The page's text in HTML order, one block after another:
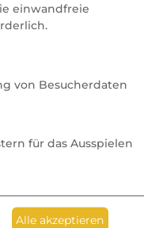
in der
einwandfreie
von Besucherdaten
für das Ausspielen
Alle akzeptieren